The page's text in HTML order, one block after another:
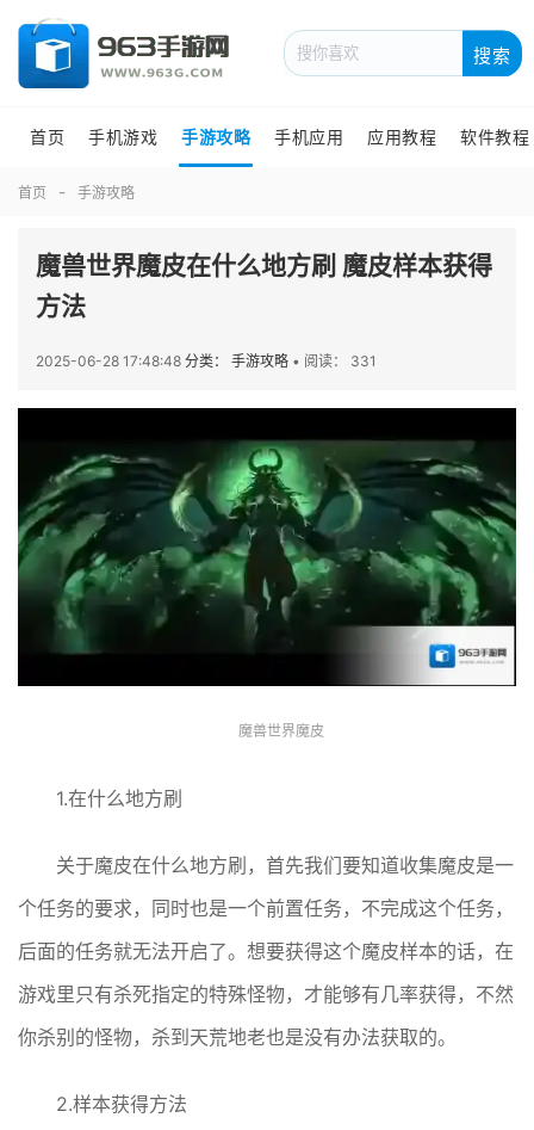
搜索
首页 手机游戏 手游攻略 手机应用 应用教程 软件教程
首页 手游攻略
魔兽世界魔皮在什么地方刷 魔皮样本获得
方法
2025-06-28 17:48:48 分类： 手游攻略 • 阅读： 331
魔兽世界魔皮
1.在什么地方刷
关于魔皮在什么地方刷，首先我们要知道收集魔皮是一
个任务的要求，同时也是一个前置任务，不完成这个任务，
后面的任务就无法开启了。想要获得这个魔皮样本的话，在
游戏里只有杀死指定的特殊怪物，才能够有几率获得，不然
你杀别的怪物，杀到天荒地老也是没有办法获取的。
2.样本获得方法